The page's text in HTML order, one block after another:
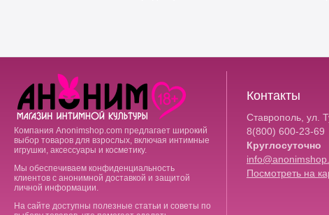
Компания Anonimshop.com предлагает широкий
выбор товаров для взрослых, включая интимные
игрушки, аксессуары и косметику.
Мы обеспечиваем конфиденциальность
клиентов с анонимной доставкой и защитой
личной информации.
На сайте доступны полезные статьи и советы по
Контакты
Ставрополь, ул.
8(800) 600-23-69
Круглосуточно
Посмотреть на